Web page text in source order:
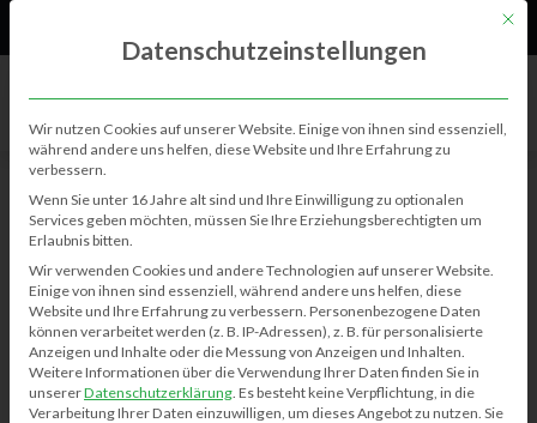
BERICHTE
Zuckerwatte, Popcorn und mehr gibt
es bei Will’s Foodtrailer
Kim-Janina Meinecke 05.10.2021 0 679
Mit
Datenschutzeinstellungen
Wir nutzen Cookies auf unserer Website. Einige von ihnen sind essenziell,
während andere uns helfen, diese Website und Ihre Erfahrung zu
verbessern.
Wenn Sie unter 16 Jahre alt sind und Ihre Einwilligung zu optionalen
Services geben möchten, müssen Sie Ihre Erziehungsberechtigten um
Erlaubnis bitten.
Wir verwenden Cookies und andere Technologien auf unserer Website.
Einige von ihnen sind essenziell, während andere uns helfen, diese
Website und Ihre Erfahrung zu verbessern. Personenbezogene Daten
können verarbeitet werden (z. B. IP-Adressen), z. B. für personalisierte
Anzeigen und Inhalte oder die Messung von Anzeigen und Inhalten.
Weitere Informationen über die Verwendung Ihrer Daten finden Sie in
unsererDatenschutzerklärung. Es besteht keine Verpflichtung, in die
Verarbeitung Ihrer Daten einzuwilligen, um dieses Angebot zu nutzen. Sie